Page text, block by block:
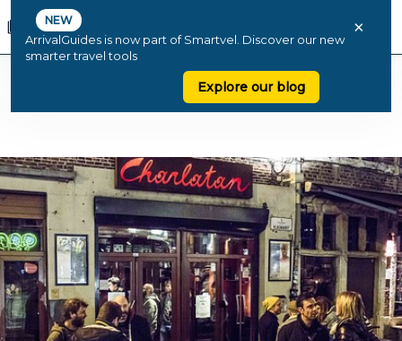
NEW
ArrivalGuides is now part of Smartvel. Discover our new
smarter travel tools
Explore our blog
×